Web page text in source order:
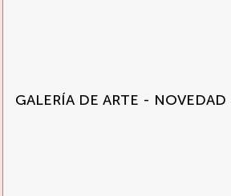
GALERÍA DE ARTE - NOVEDAD